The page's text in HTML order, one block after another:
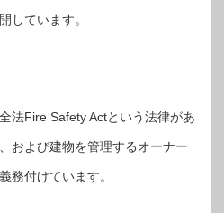
しています。
法Fire Safety Actという法律があ
および建物を管理するオーナー
務付けています。